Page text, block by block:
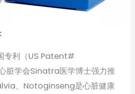
专利（US Patent#
脏学会Sinatra医学博士强力推
、Notoginseng是心脏健康